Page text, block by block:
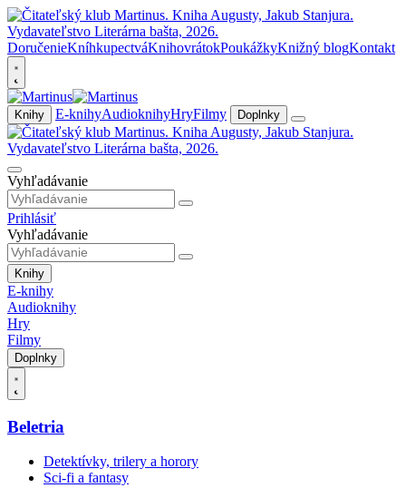
DoručenieKníhkupectváKnihovrátokPoukážkyKnižný blogKontakt
Knihy E-knihyAudioknihyHryFilmy Doplnky
Vyhľadávanie
Prihlásiť
Vyhľadávanie
Knihy
E-knihy
Audioknihy
Hry
Filmy
Doplnky
Beletria
Detektívky, trilery a horory
Sci-fi a fantasy